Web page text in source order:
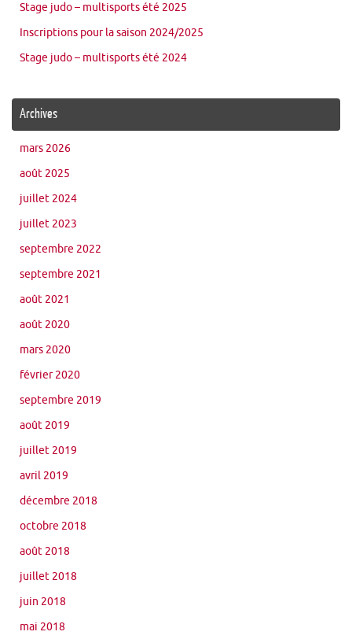
Stage judo – multisports été 2025
Inscriptions pour la saison 2024/2025
Stage judo – multisports été 2024
Archives
mars 2026
août 2025
juillet 2024
juillet 2023
septembre 2022
septembre 2021
août 2021
août 2020
mars 2020
février 2020
septembre 2019
août 2019
juillet 2019
avril 2019
décembre 2018
octobre 2018
août 2018
juillet 2018
juin 2018
mai 2018